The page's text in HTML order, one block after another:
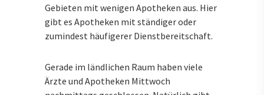
Gebieten mit wenigen Apotheken aus. Hier
gibt es Apotheken mit ständiger oder
zumindest häufigerer Dienstbereitschaft.
Gerade im ländlichen Raum haben viele
Ärzte und Apotheken Mittwoch